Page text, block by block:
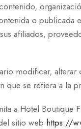
o publicada
afiliados,
modificar,
que se refiera a la
a Hotel
sitio web https://